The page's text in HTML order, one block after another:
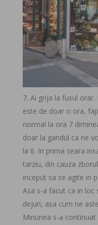
Ai grija la fusul
este de doar o ora,
normal la ora 7
doar la gandul ca ne
la 6. In prima seara
tarziu, din cauza
inceput sa se agite in
Asa s-a facut ca in loc
dejun, asa cum ne
Minunea s-a